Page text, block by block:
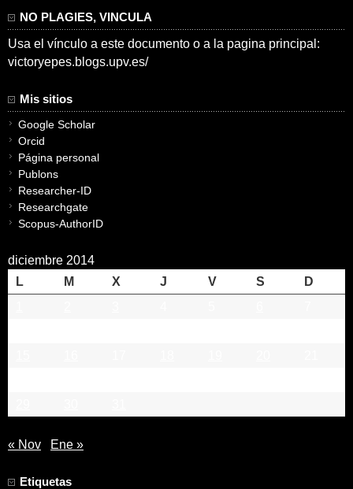
NO PLAGIES, VINCULA
Usa el vínculo a este documento o a la pagina principal:
victoryepes.blogs.upv.es/
Mis sitios
Google Scholar
Orcid
Página personal
Publons
Researcher-ID
Researchgate
Scopus-AuthorID
diciembre 2014
L
M X J V S
D
« Nov Ene »
Etiquetas